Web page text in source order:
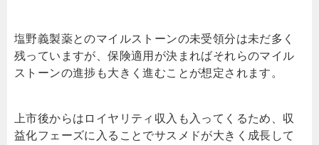
塩野義製薬とのマイルストーンの未受領分は未だ多く
残っていますが、保険適用が決まればそれらのマイル
ストーンの進捗も大きく進むことが想定されます。
上市後からはロイヤリティ収入も入ってくるため、収
益化フェーズに入ることでサスメドが大きく成長して